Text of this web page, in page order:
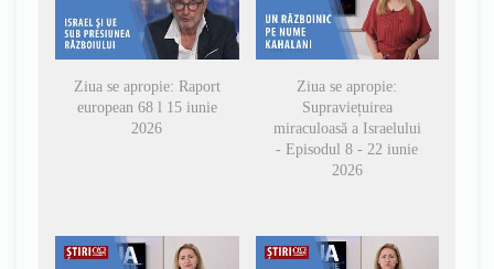
Ziua se apropie: Raport
european 68 l 15 iunie
2026
Ziua se apropie:
Supraviețuirea
miraculoasă a Israelului
- Episodul 8 - 22 iunie
2026